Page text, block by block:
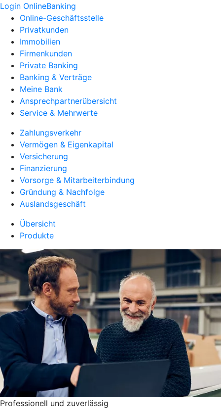
Login OnlineBanking
Online-Geschäftsstelle
Privatkunden
Immobilien
Firmenkunden
Private Banking
Banking & Verträge
Meine Bank
Ansprechpartnerübersicht
Service & Mehrwerte
Zahlungsverkehr
Vermögen & Eigenkapital
Versicherung
Finanzierung
Vorsorge & Mitarbeiterbindung
Gründung & Nachfolge
Auslandsgeschäft
Übersicht
Produkte
Professionell und zuverlässig